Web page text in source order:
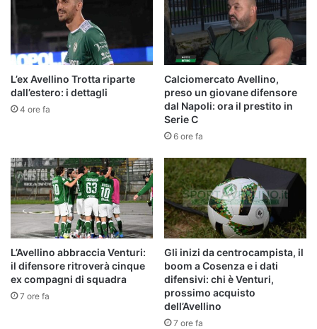
L’ex Avellino Trotta riparte
dall’estero: i dettagli
4 ore fa
Calciomercato Avellino,
preso un giovane difensore
dal Napoli: ora il prestito in
Serie C
6 ore fa
L’Avellino abbraccia Venturi:
il difensore ritroverà cinque
ex compagni di squadra
7 ore fa
Gli inizi da centrocampista, il
boom a Cosenza e i dati
difensivi: chi è Venturi,
prossimo acquisto
dell’Avellino
7 ore fa